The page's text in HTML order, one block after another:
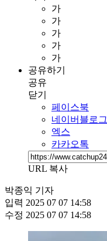
가
가
가
가
가
공유하기
공유
닫기
페이스북
네이버블로그
엑스
카카오톡
URL 복사
박종익 기자
입력 2025 07 07 14:58
수정 2025 07 07 14:58